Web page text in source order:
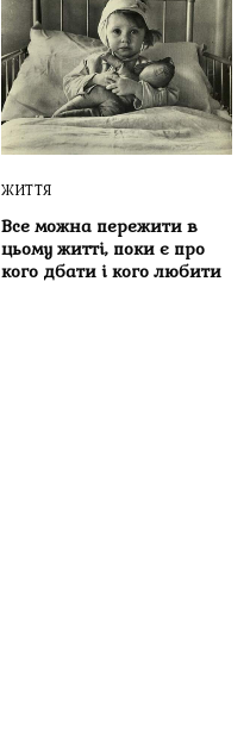
ЖИТТЯ
Все можна пережити в
цьому житті, поки є про
кого дбати і кого любити